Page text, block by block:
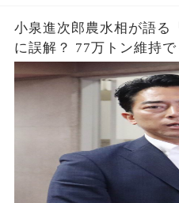
小泉進次郎農水相が語る
に誤解？ 77万トン維持
は？